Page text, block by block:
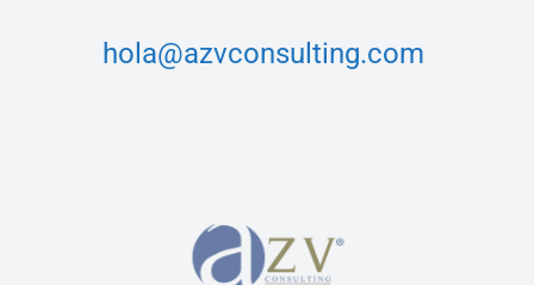
hola@azvconsulting.com